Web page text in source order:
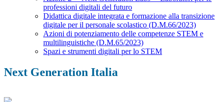
professioni digitali del futuro
Didattica digitale integrata e formazione alla transizione
digitale per il personale scolastico (D.M.66/2023)
Azioni di potenziamento delle competenze STEM e
multilinguistiche (D.M.65/2023)
Spazi e strumenti digitali per lo STEM
Next Generation Italia